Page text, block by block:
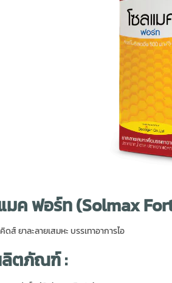
มค ฟอร์ท (Solmax
ดส์ ยาละลายเสมหะ บรรเทาอาการไอ
ตภัณฑ์ :